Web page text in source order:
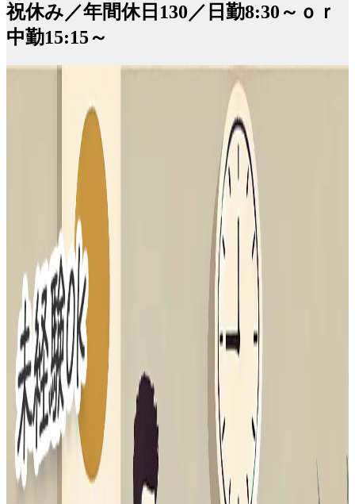
祝休み／年間休日130／日勤8:30～ｏｒ
中勤15:15～